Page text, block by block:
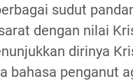
sudut
dengan nilai
dirinya
bahasa penganut